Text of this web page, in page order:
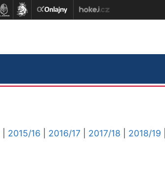
2015/16 2016/17 2017/18 2018/19